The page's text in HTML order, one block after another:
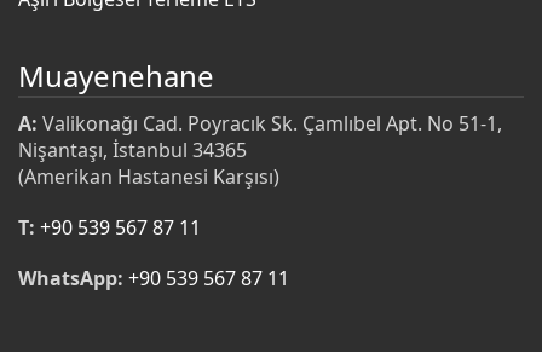
Muayenehane
A: Valikonağı Cad. Poyracık Sk. Çamlıbel Apt. No 51-1,
Nişantaşı, İstanbul 34365
(Amerikan Hastanesi Karşısı)
T: +90 539 567 87 11
WhatsApp: +90 539 567 87 11